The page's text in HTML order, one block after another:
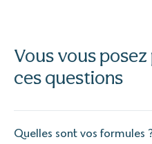
Vous vous
ces questions
Quelles sont vos formules